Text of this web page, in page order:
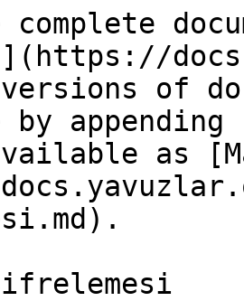
versions of
as